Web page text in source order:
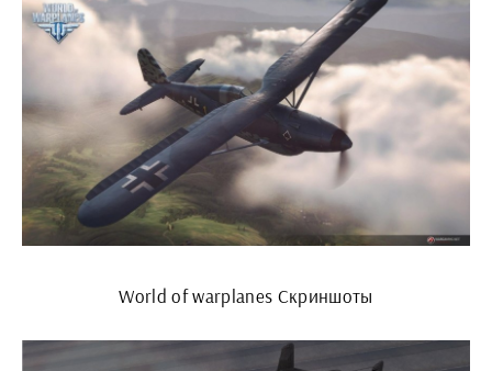
World of warplanes Скриншоты